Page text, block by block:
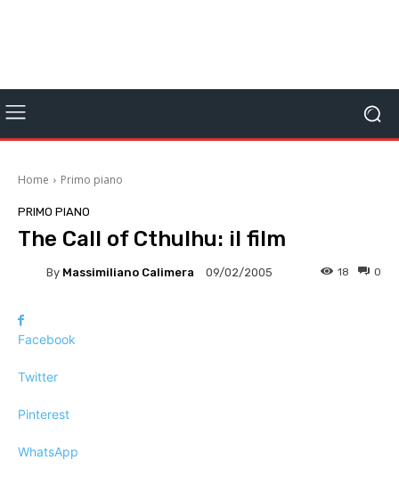
Home Primo piano
PRIMO PIANO
The Call of Cthulhu: il film
By Massimiliano Calimera 09/02/2005 0
18
Facebook
Twitter
Pinterest
WhatsApp